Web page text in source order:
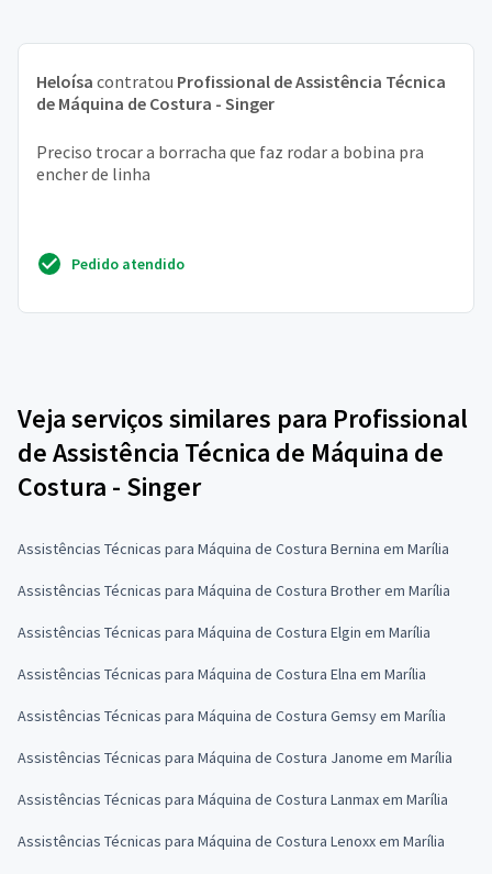
Heloísa contratou Profissional de Assistência Técnica
de Máquina de Costura - Singer
Preciso trocar a borracha que faz rodar a bobina pra
encher de linha
Pedido atendido
Veja serviços similares para Profissional
de Assistência Técnica de Máquina de
Costura - Singer
Assistências Técnicas para Máquina de Costura Bernina em Marília
Assistências Técnicas para Máquina de Costura Brother em Marília
Assistências Técnicas para Máquina de Costura Elgin em Marília
Assistências Técnicas para Máquina de Costura Elna em Marília
Assistências Técnicas para Máquina de Costura Gemsy em Marília
Assistências Técnicas para Máquina de Costura Janome em Marília
Assistências Técnicas para Máquina de Costura Lanmax em Marília
Assistências Técnicas para Máquina de Costura Lenoxx em Marília